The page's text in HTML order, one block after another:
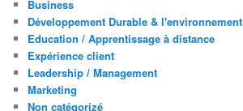
Business
Développement Durable & l'environnement
Education / Apprentissage à distance
Expérience client
Leadership / Management
Marketing
Non catégorizé